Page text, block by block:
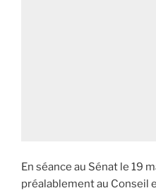
En séance au Sénat le 19
préalablement au Conseil